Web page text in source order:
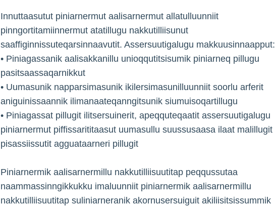
Innuttaasutut piniarnermut aalisarnermut allatulluunniit
pinngortitamiinnermut atatillugu nakkutilliisunut
saaffiginnissuteqarsinnaavutit. Assersuutigalugu makkuusinnaapput:
• Piniagassanik aalisakkanillu unioqqutitsisumik piniarneq pillugu
pasitsaassaqarnikkut
• Uumasunik napparsimasunik ikilersimasunilluunniit soorlu arferit
aniguinissaannik ilimanaateqanngitsunik siumuisoqartillugu
• Piniagassat pillugit ilitsersuinerit, apeqquteqaatit assersuutigalugu
piniarnermut piffissarititaasut uumasullu suussusaasa ilaat malillugit
pisassiissutit agguataarneri pillugit
Piniarnermik aalisarnermillu nakkutilliisuutitap peqqussutaa
naammassinngikkukku imaluunniit piniarnermik aalisarnermillu
nakkutilliisuutitap suliniarneranik akornusersuiguit akiliisitsissummik